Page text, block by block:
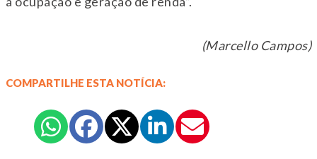
(Marcello Campos)
COMPARTILHE ESTA NOTÍCIA: